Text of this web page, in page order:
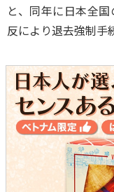
と、同年に日本全
反により退去強制手